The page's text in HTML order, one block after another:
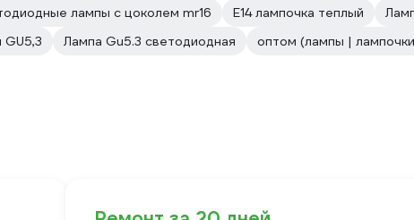
лампы с цоколем mr16 E14 лампочка теплый
GU5,3 Лампа Gu5.3 светодиодная оптом (лампы |